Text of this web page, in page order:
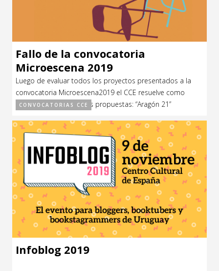
Fallo de la convocatoria
Microescena 2019
Luego de evaluar todos los proyectos presentados a la
convocatoria Microescena2019 el CCE resuelve como
ganadoras las siguientes propuestas: “Aragón 21”
Presentado por Daniela Vitureira “La paradoja de Zenón”
Presentado por Colectivo Julias “Limerencia” Presentado
por Pabloski Pedrazzi “Recíproco” Presentado por Verónica
Anzalone “Queer Cube” Presentado por Patricia […]
CONVOCATORIAS CCE
Infoblog 2019